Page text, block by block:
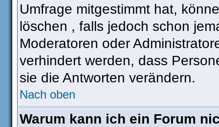
Umfrage mitgestimmt hat,
löschen , falls jedoch schon
Moderatoren oder
verhindert werden, dass
sie die Antworten verändern.
Nach oben
Warum kann ich ein Forum